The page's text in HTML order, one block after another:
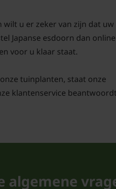
u er zeker van zijn dat uw
Japanse esdoorn dan online
voor u klaar staat.
tuinplanten, staat onze
klantenservice beantwoordt
algemene